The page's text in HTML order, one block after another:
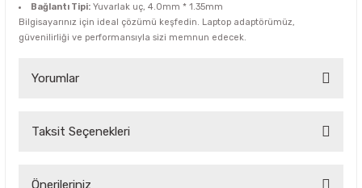
Bağlantı Tipi: Yuvarlak uç, 4.0mm * 1.35mm
Bilgisayarınız için ideal çözümü keşfedin. Laptop adaptörümüz,
güvenilirliği ve performansıyla sizi memnun edecek.
Yorumlar
Bu ürüne ilk yorumu siz yapın!
Taksit Seçenekleri
Önerileriniz